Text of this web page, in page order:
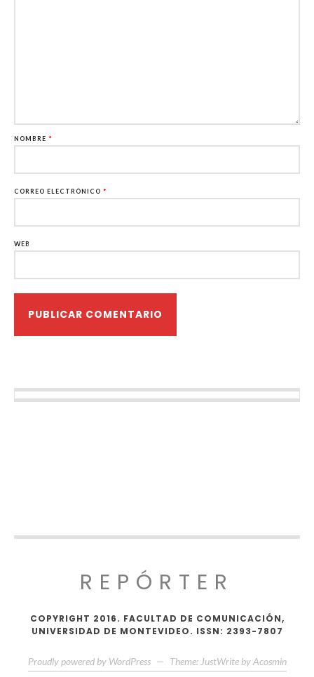
NOMBRE *
CORREO ELECTRÓNICO *
WEB
REPÓRTER
COPYRIGHT 2016. FACULTAD DE COMUNICACIÓN,
UNIVERSIDAD DE MONTEVIDEO. ISSN: 2393-7807
Proudly powered by WordPress — Theme: JustWrite by Acosmin